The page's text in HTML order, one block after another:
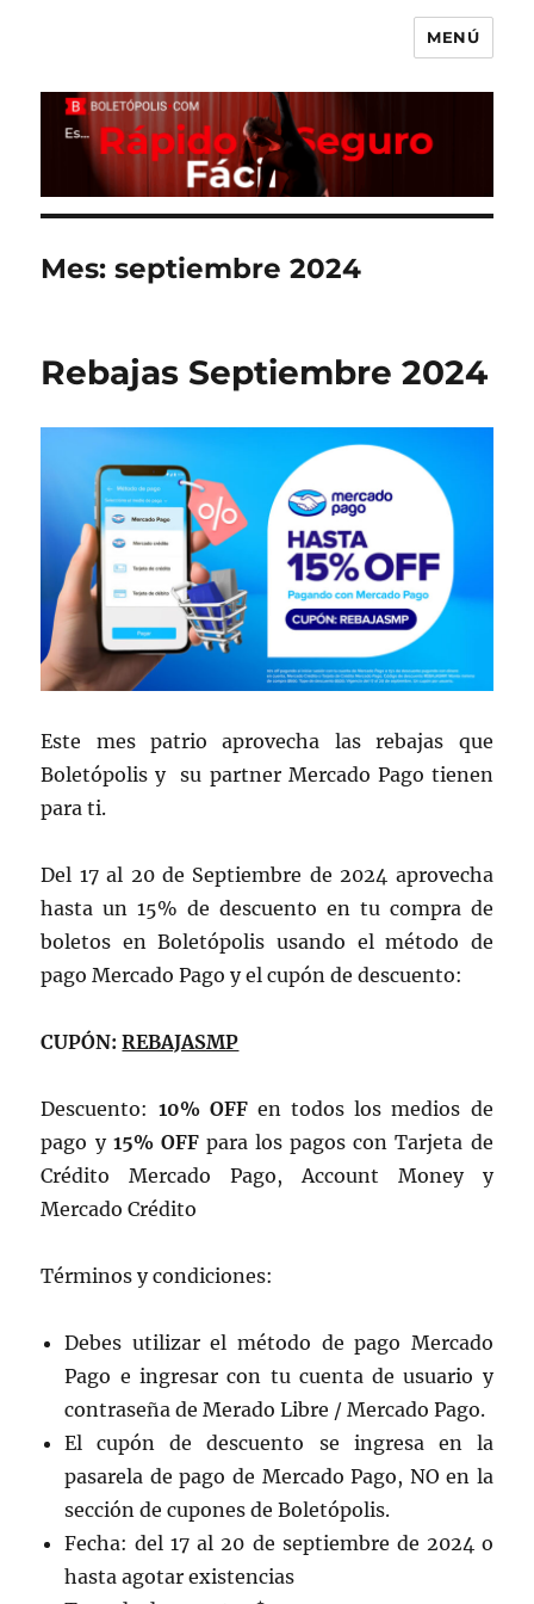
MENÚ
Mes:septiembre 2024
Rebajas Septiembre 2024
Este mes patrio aprovecha las rebajas que
Boletópolis y su partner Mercado Pago tienen
para ti.
Del 17 al 20 de Septiembre de 2024 aprovecha
hasta un 15% de descuento en tu compra de
boletos en Boletópolis usando el método de
pago Mercado Pago y el cupón de descuento:
CUPÓN:REBAJASMP
Descuento: 10% OFFen todos los medios de
pago y 15% OFFpara los pagos con Tarjeta de
Crédito Mercado Pago, Account Money y
Mercado Crédito
Términos y condiciones:
Debes utilizar el método de pago Mercado
Pago e ingresar con tu cuenta de usuario y
contraseña de Merado Libre / Mercado Pago.
El cupón de descuento se ingresa en la
pasarela de pago de Mercado Pago, NO en la
sección de cupones de Boletópolis.
Fecha: del 17 al 20 de septiembre de 2024 o
hasta agotar existencias